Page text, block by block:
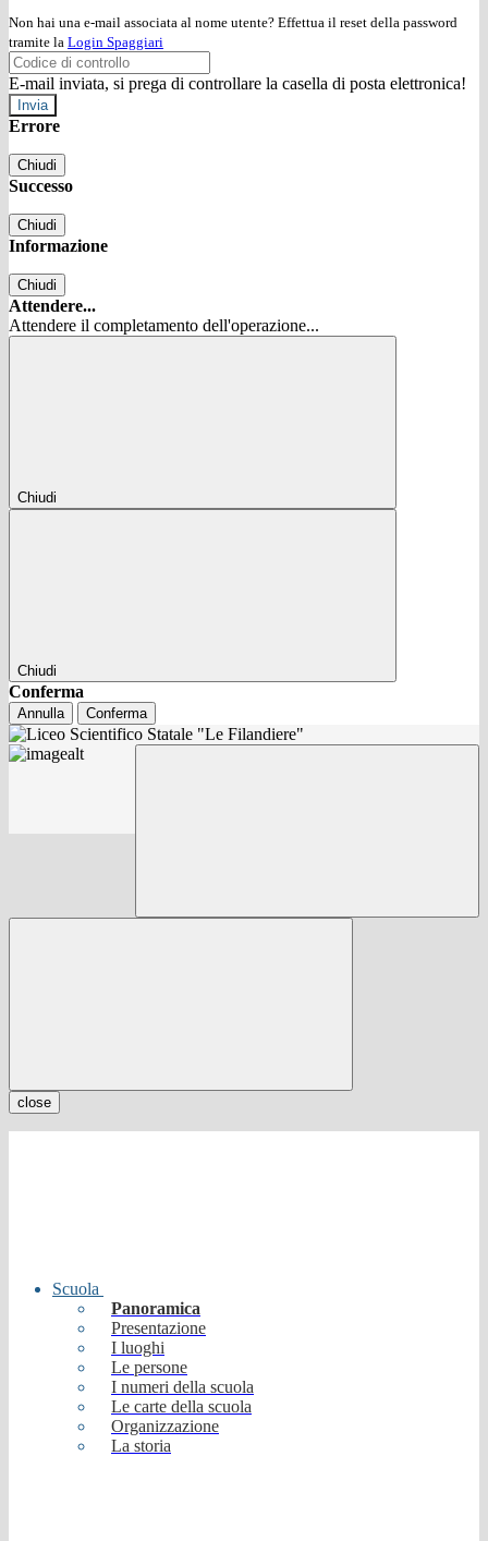
Non hai una e-mail associata al nome utente? Effettua il reset della password
tramite la Login Spaggiari
E-mail inviata, si prega di controllare la casella di posta elettronica!
Errore
Chiudi
Successo
Chiudi
Informazione
Chiudi
Attendere...
Attendere il completamento dell'operazione...
Chiudi
Chiudi
Conferma
Annulla Conferma
close
Scuola
Panoramica
Presentazione
I luoghi
Le persone
I numeri della scuola
Le carte della scuola
Organizzazione
La storia